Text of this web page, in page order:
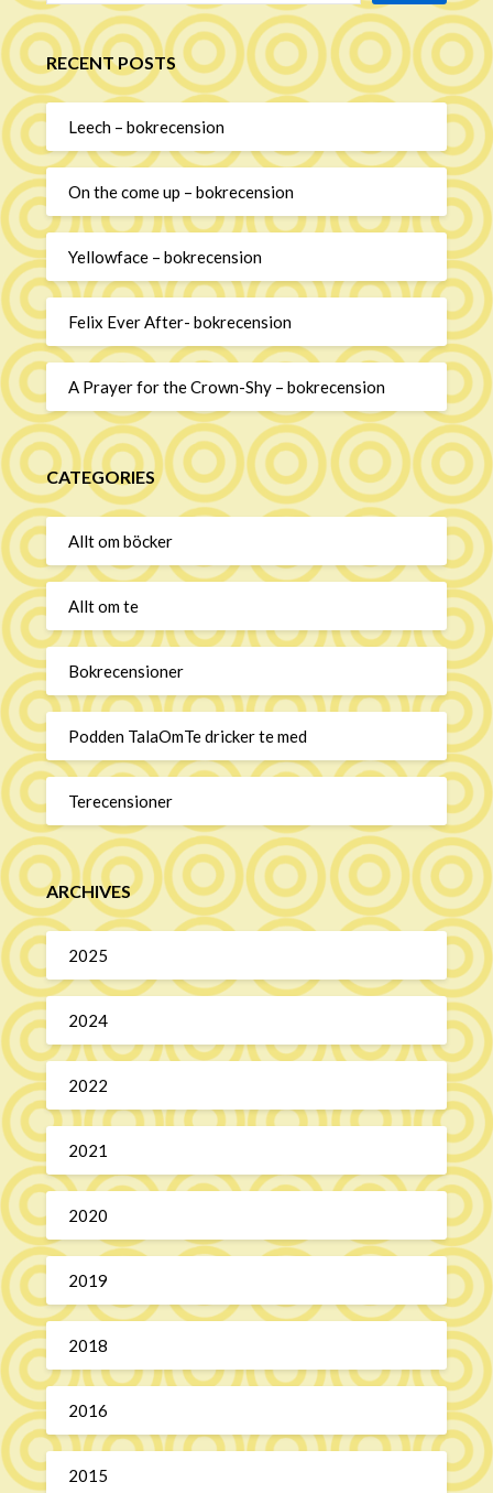
RECENT POSTS
Leech – bokrecension
On the come up – bokrecension
Yellowface – bokrecension
Felix Ever After- bokrecension
A Prayer for the Crown-Shy – bokrecension
CATEGORIES
Allt om böcker
Allt om te
Bokrecensioner
Podden TalaOmTe dricker te med
Terecensioner
ARCHIVES
2025
2024
2022
2021
2020
2019
2018
2016
2015